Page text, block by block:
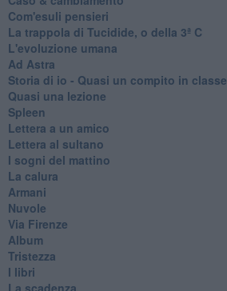
Com'esuli pensieri
La trappola di Tucidide, o della 3ª C
L'evoluzione umana
Ad Astra
Storia di io - Quasi un compito in classe
Quasi una lezione
Spleen
Lettera a un amico
Lettera al sultano
I sogni del mattino
La calura
Armani
Nuvole
Via Firenze
Album
Tristezza
I libri
La scadenza